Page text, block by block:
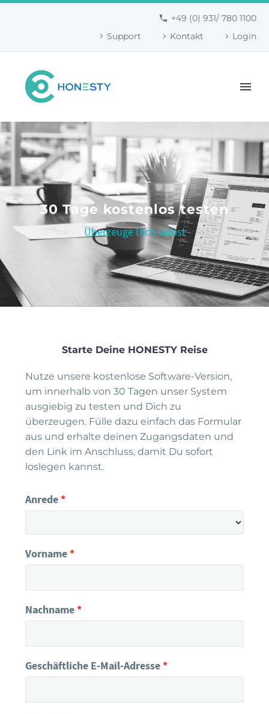
+49 (0) 931/ 780 1100
Support
Kontakt Login
30 Tage kostenlos testen
Überzeuge Dich selbst
Starte Deine HONESTY Reise
Nutze unsere kostenlose Software-Version,
um innerhalb von 30 Tagen unser System
ausgiebig zu testen und Dich zu
überzeugen. Fülle dazu einfach das Formular
aus und erhalte deinen Zugangsdaten und
den Link im Anschluss, damit Du sofort
loslegen kannst.
Anrede
Vorname
Nachname
Geschäftliche E-Mail-Adresse